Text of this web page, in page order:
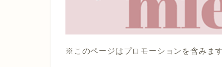
※このページはプロモーションを含みま